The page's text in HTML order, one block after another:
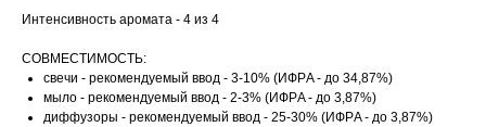
Интенсивность аромата - 4 из 4
СОВМЕСТИМОСТЬ:
свечи - рекомендуемый ввод - 3-10% (ИФРA - до 34,87%)
мыло - рекомендуемый ввод - 2-3% (ИФРA - до 3,87%)
диффузоры - рекомендуемый ввод - 25-30% (ИФРA - до 3,87%)